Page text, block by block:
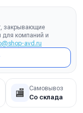
закрывающие
для компаний и
avd.ru
🏬 Самовывоз
Со склада